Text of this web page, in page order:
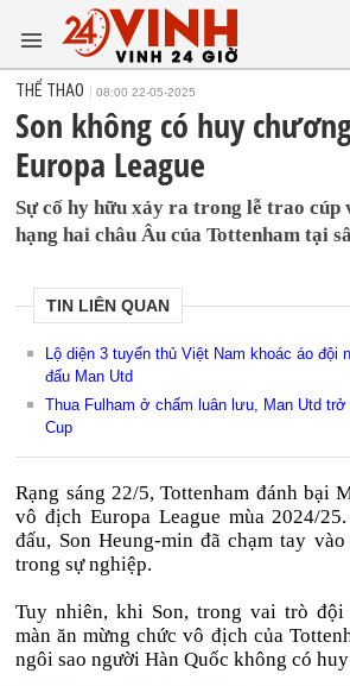
THỂ THAO 08:00 22-05-2025
Son không có huy
Europa League
Sự cố hy hữu xảy ra trong lễ trao cúp
hạng hai châu Âu của Tottenham tại
TIN LIÊN QUAN
Lộ diện 3 tuyển thủ Việt Nam khoác áo đội
đấu Man Utd
Thua Fulham ở chấm luân lưu, Man Utd
Cup
Rạng sáng 22/5, Tottenham đánh bại
vô địch Europa League mùa 2024/
đấu, Son Heung-min đã chạm tay
trong sự nghiệp.
Tuy nhiên, khi Son, trong vai trò
màn ăn mừng chức vô địch của
ngôi sao người Hàn Quốc không có